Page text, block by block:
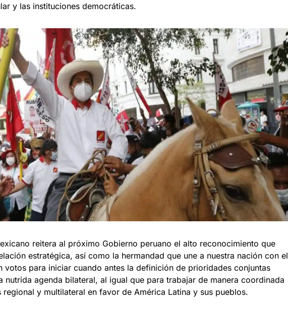
y las instituciones democráticas.
reitera al próximo Gobierno peruano el alto reconocimiento que
estratégica, así como la hermandad que une a nuestra nación con el
votos para iniciar cuando antes la definición de prioridades conjuntas
nutrida agenda bilateral, al igual que para trabajar de manera coordinada
regional y multilateral en favor de América Latina y sus pueblos.